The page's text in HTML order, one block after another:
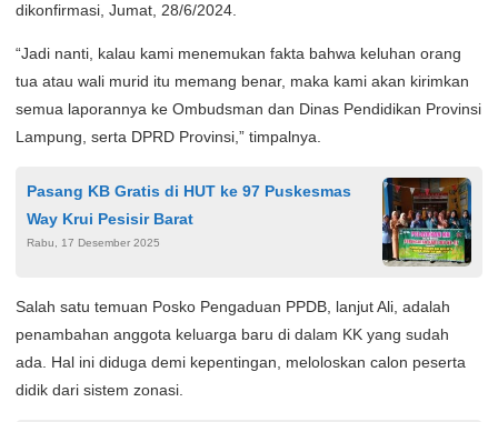
dikonfirmasi, Jumat, 28/6/2024.
“Jadi nanti, kalau kami menemukan fakta bahwa keluhan orang
tua atau wali murid itu memang benar, maka kami akan kirimkan
semua laporannya ke Ombudsman dan Dinas Pendidikan Provinsi
Lampung, serta DPRD Provinsi,” timpalnya.
Pasang KB Gratis di HUT ke 97 Puskesmas
Way Krui Pesisir Barat
Rabu, 17 Desember 2025
Salah satu temuan Posko Pengaduan PPDB, lanjut Ali, adalah
penambahan anggota keluarga baru di dalam KK yang sudah
ada. Hal ini diduga demi kepentingan, meloloskan calon peserta
didik dari sistem zonasi.